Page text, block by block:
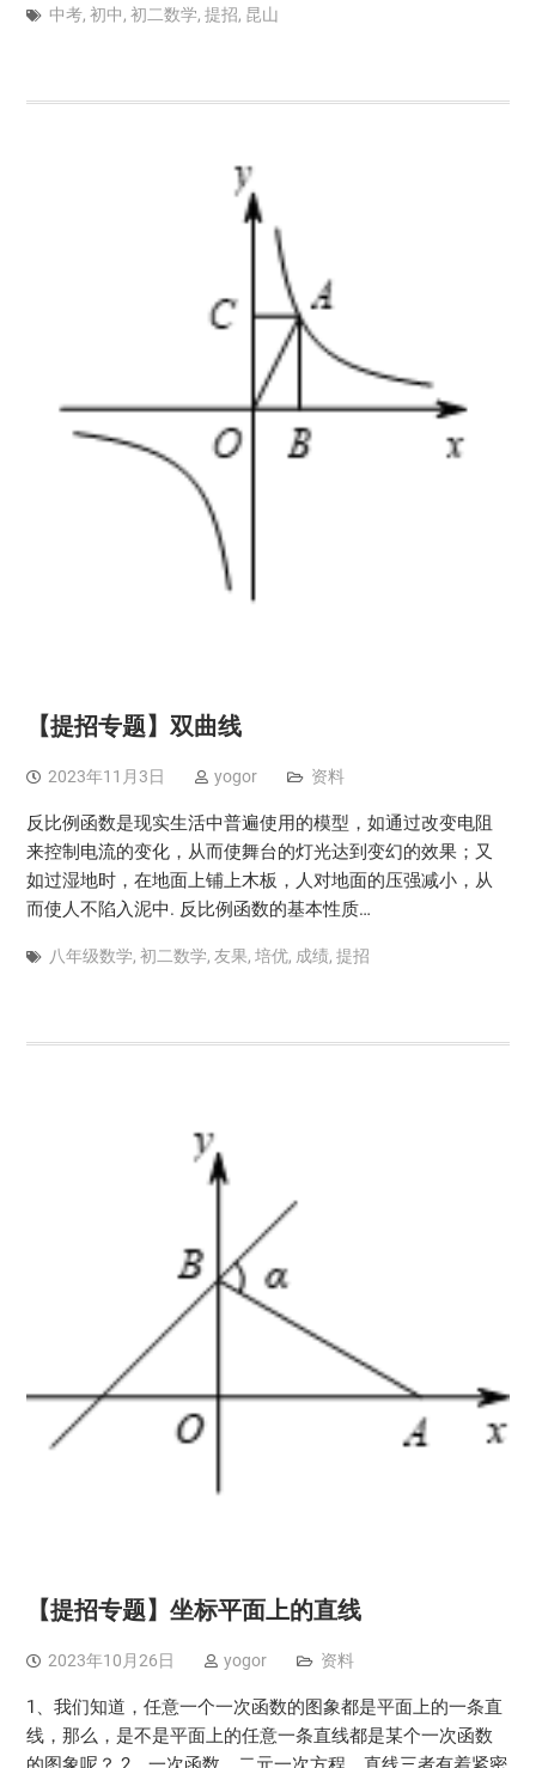
中考, 初中, 初二数学, 提招, 昆山
【提招专题】双曲线
2023年11月3日 yogor 资料
反比例函数是现实生活中普遍使用的模型，如通过改变电阻
来控制电流的变化，从而使舞台的灯光达到变幻的效果；又
如过湿地时，在地面上铺上木板，人对地面的压强减小，从
而使人不陷入泥中. 反比例函数的基本性质…
八年级数学, 初二数学, 友果, 培优, 成绩, 提招
【提招专题】坐标平面上的直线
2023年10月26日 yogor 资料
1、我们知道，任意一个一次函数的图象都是平面上的一条直
线，那么，是不是平面上的任意一条直线都是某个一次函数